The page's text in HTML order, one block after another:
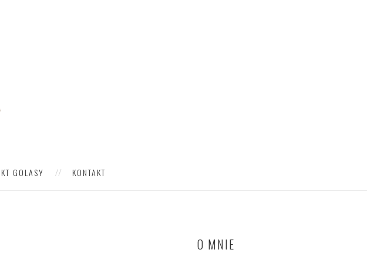
GOLASY KONTAKT
O MNIE